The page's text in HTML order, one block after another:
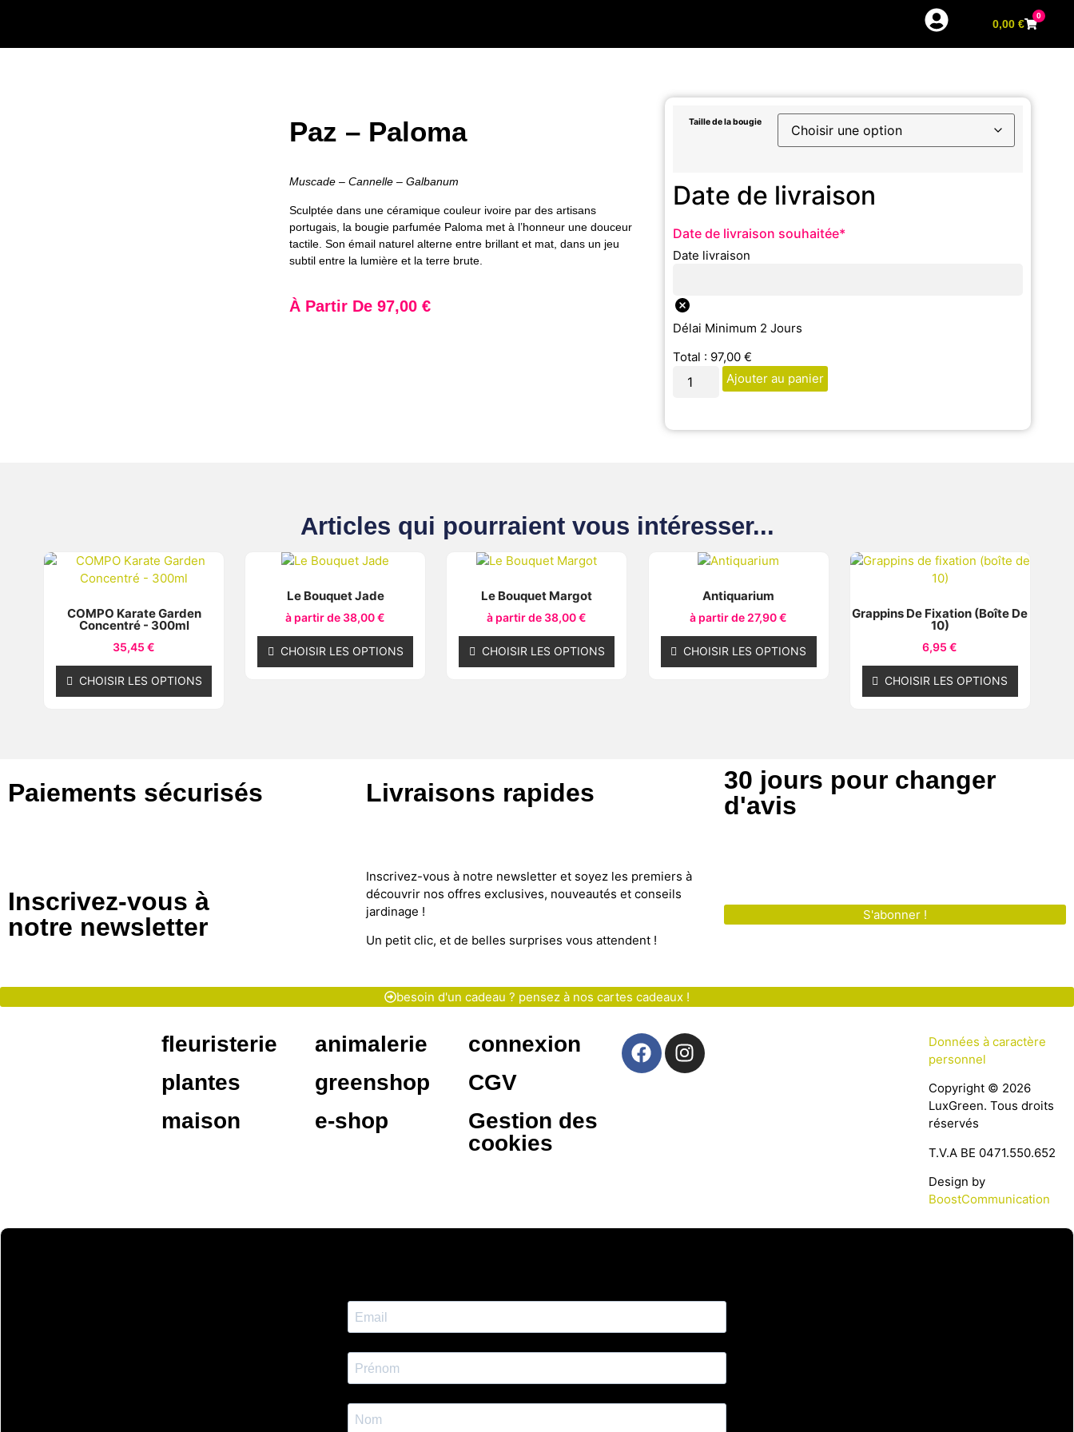
0,00€
0
Paz – Paloma
Muscade – Cannelle – Galbanum
Sculptée dans une céramique couleur ivoire par des artisans
portugais, la bougie parfumée Paloma met à l’honneur une douceur
tactile. Son émail naturel alterne entre brillant et mat, dans un jeu
subtil entre la lumière et la terre brute.
À Partir De 97,00 €
Taille de la bougie
Date de livraison
Date de livraison souhaitée*
Date livraison
Délai Minimum 2 Jours
Total : 97,00 €
Ajouter au panier
Articles qui pourraient vous intéresser...
COMPO Karate Garden
Concentré - 300ml
35,45 €
CHOISIR LES OPTIONS
Le Bouquet Jade
à partir de 38,00€
CHOISIR LES OPTIONS
Le Bouquet Margot
à partir de 38,00€
CHOISIR LES OPTIONS
Antiquarium
à partir de 27,90€
CHOISIR LES OPTIONS
Grappins De Fixation (boîte De
10)
6,95€
CHOISIR LES OPTIONS
Paiements sécurisés Livraisons rapides
30 jours pour changer
d'avis
Inscrivez-vous à
notre newsletter
Inscrivez-vous à notre newsletter et soyez les premiers à
découvrir nos offres exclusives, nouveautés et conseils
jardinage !
Un petit clic, et de belles surprises vous attendent !
S'abonner !
besoin d'un cadeau ? pensez à nos cartes cadeaux !
fleuristerie
plantes
maison
animalerie
greenshop
e-shop
connexion
CGV
Gestion des
cookies
Données à caractère
personnel
Copyright © 2026
LuxGreen. Tous droits
réservés
T.V.A BE 0471.550.652
Design by
BoostCommunication